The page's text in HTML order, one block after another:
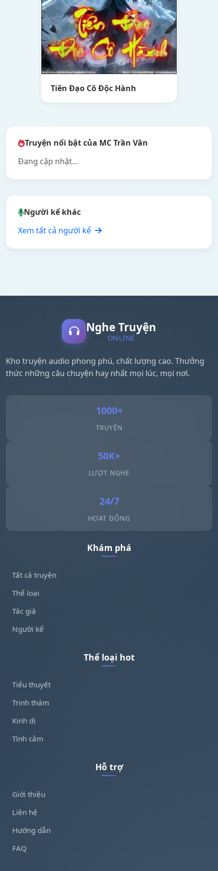
Tiên Đạo Cô Độc Hành
Truyện nổi bật của MC Trần Vân
Đang cập nhật...
Người kể khác
Xem tất cả người kể
Nghe Truyện
ONLINE
Kho truyện audio phong phú, chất lượng cao. Thưởng
thức những câu chuyện hay nhất mọi lúc, mọi nơi.
1000+
TRUYỆN
50K+
LƯỢT NGHE
24/7
HOẠT ĐỘNG
Khám phá
Tất cả truyện
Thể loại
Tác giả
Người kể
Thể loại hot
Tiểu thuyết
Trinh thám
Kinh dị
Tình cảm
Hỗ trợ
Giới thiệu
Liên hệ
Hướng dẫn
FAQ